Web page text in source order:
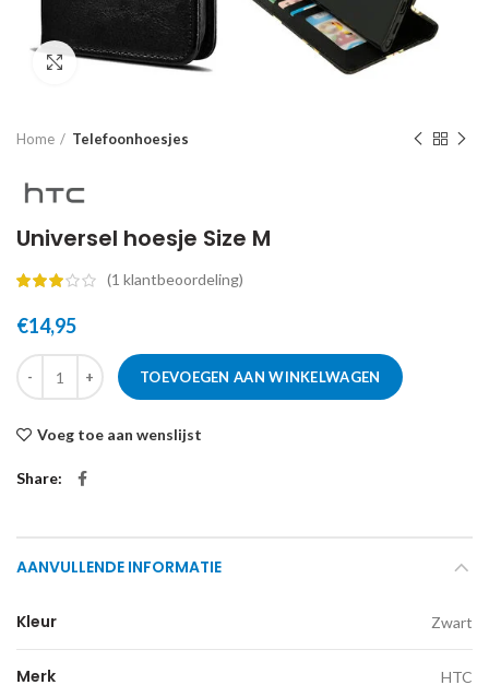
Click to enlarge
Home Telefoonhoesjes
Universel hoesje Size M
(1 klantbeoordeling)
€14,95
TOEVOEGEN AAN WINKELWAGEN
Voeg toe aan wenslijst
Share
AANVULLENDE INFORMATIE
Kleur Zwart
Merk HTC